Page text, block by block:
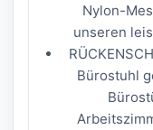
Nylon-
unseren
Bürostuhl